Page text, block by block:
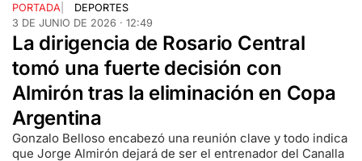
PORTADA
DEPORTES
3 DE JUNIO DE 2026 · 12:49
La dirigencia de Rosario Central
tomó una fuerte decisión con
Almirón tras la eliminación en Copa
Argentina
Gonzalo Belloso encabezó una reunión clave y todo indica
que Jorge Almirón dejará de ser el entrenador del Canalla